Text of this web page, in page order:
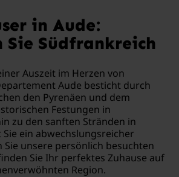
in Aude:
Sie Südfrankreich
Auszeit im Herzen von
Aude besticht durch
den Pyrenäen und dem
Festungen in
zu den sanften Stränden in
ein abwechslungsreicher
Sie unsere persönlich besuchten
Sie Ihr perfektes Zuhause auf
Region.